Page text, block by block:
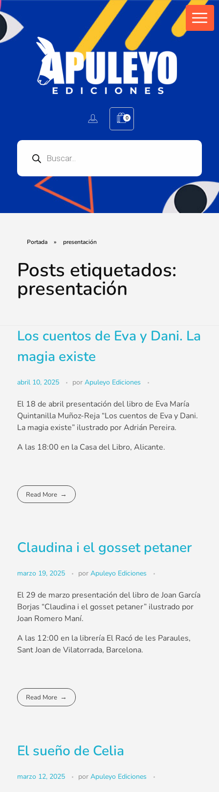
0
Portada » presentación
Posts etiquetados:
presentación
Los cuentos de Eva y Dani. La
magia existe
abril 10, 2025 por Apuleyo Ediciones
El 18 de abril presentación del libro de Eva María
Quintanilla Muñoz-Reja “Los cuentos de Eva y Dani.
La magia existe” ilustrado por Adrián Pereira.
A las 18:00 en la Casa del Libro, Alicante.
Read More
Claudina i el gosset petaner
marzo 19, 2025 por Apuleyo Ediciones
El 29 de marzo presentación del libro de Joan García
Borjas “Claudina i el gosset petaner” ilustrado por
Joan Romero Maní.
A las 12:00 en la librería El Racó de les Paraules,
Sant Joan de Vilatorrada, Barcelona.
Read More
El sueño de Celia
marzo 12, 2025 por Apuleyo Ediciones